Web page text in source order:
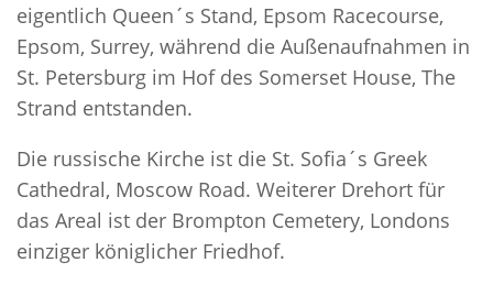
eigentlich Queen´s Stand, Epsom Racecourse,
Epsom, Surrey, während die Außenaufnahmen in
St. Petersburg im Hof des Somerset House, The
Strand entstanden.
Die russische Kirche ist die St. Sofia´s Greek
Cathedral, Moscow Road. Weiterer Drehort für
das Areal ist der Brompton Cemetery, Londons
einziger königlicher Friedhof.